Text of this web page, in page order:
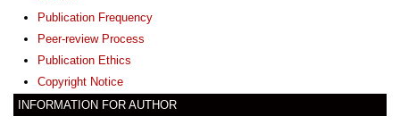
Publication Frequency
Peer-review Process
Publication Ethics
Copyright Notice
INFORMATION FOR AUTHOR